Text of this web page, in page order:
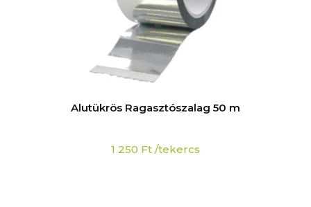
Alutükrös Ragasztószalag 50 m
1 250 Ft /tekercs